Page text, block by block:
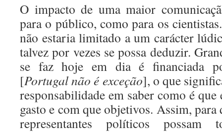
O impacto de uma maior
para o público, como para os
não estaria limitado a um carácter
talvez por vezes se possa deduzir.
se faz hoje em dia é financiada
[Portugal não é exceção], o que
responsabilidade em saber como é que
gasto e com que objetivos. Assim, para
representantes políticos possam